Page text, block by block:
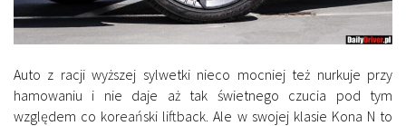
Auto z racji wyższej sylwetki nieco mocniej też nurkuje przy
hamowaniu i nie daje aż tak świetnego czucia pod tym
względem co koreański liftback. Ale w swojej klasie Kona N to